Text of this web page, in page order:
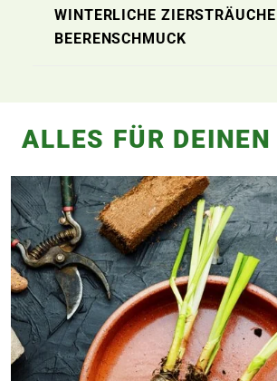
WINTERLICHE
BEERENSCHMUCK
ALLES FÜR